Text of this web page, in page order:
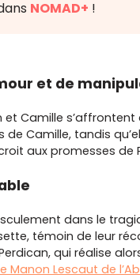
NOMAD+ !
et de
et Camille
de Camille, tandis
aux promesses de
dans le
témoin de leur
qui réalise
Manon Lescaut de